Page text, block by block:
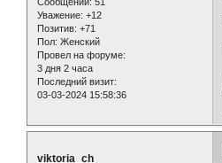
Уважение: +12
Позитив: +71
Пол: Женский
Провел на форуме:
3 дня 2 часа
Последний визит:
03-03-2024 15:58:36
viktoria_ch